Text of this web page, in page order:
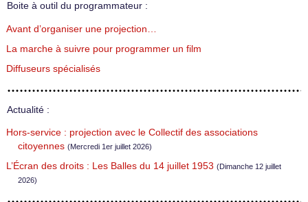
Boite à outil du programmateur :
Avant d’organiser une projection…
La marche à suivre pour programmer un film
Diffuseurs spécialisés
Actualité :
Hors-service : projection avec le Collectif des associations
citoyennes (Mercredi 1er juillet 2026)
L’Écran des droits : Les Balles du 14 juillet 1953 (Dimanche 12 juillet
2026)